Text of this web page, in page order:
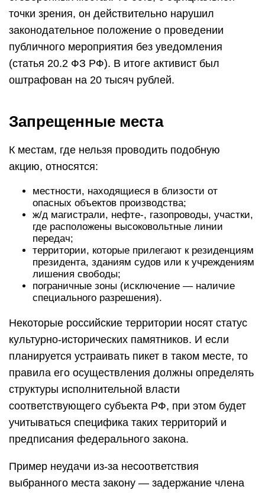
точки зрения, он действительно нарушил
законодательное положение о проведении
публичного мероприятия без уведомления
(статья 20.2 ФЗ РФ). В итоге активист был
оштрафован на 20 тысяч рублей.
Запрещенные места
К местам, где нельзя проводить подобную
акцию, относятся:
местности, находящиеся в близости от
опасных объектов производства;
ж/д магистрали, нефте-, газопроводы, участки,
где расположены высоковольтные линии
передач;
территории, которые прилегают к резиденциям
президента, зданиям судов или к учреждениям
лишения свободы;
пограничные зоны (исключение — наличие
специального разрешения).
Некоторые российские территории носят статус
культурно-исторических памятников. И если
планируется устраивать пикет в таком месте, то
правила его осуществления должны определять
структуры исполнительной власти
соответствующего субъекта РФ, при этом будет
учитываться специфика таких территорий и
предписания федерального закона.
Пример неудачи из-за несоответствия
выбранного места закону — задержание члена